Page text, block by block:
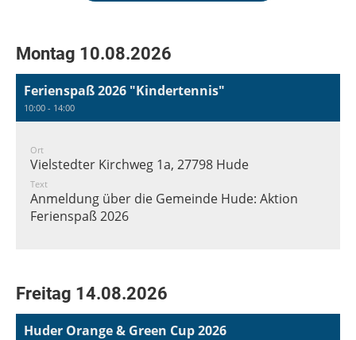
Montag 10.08.2026
Ferienspaß 2026 "Kindertennis"
10:00 - 14:00
Ort
Vielstedter Kirchweg 1a, 27798 Hude
Text
Anmeldung über die Gemeinde Hude: Aktion
Ferienspaß 2026
Freitag 14.08.2026
Huder Orange & Green Cup 2026